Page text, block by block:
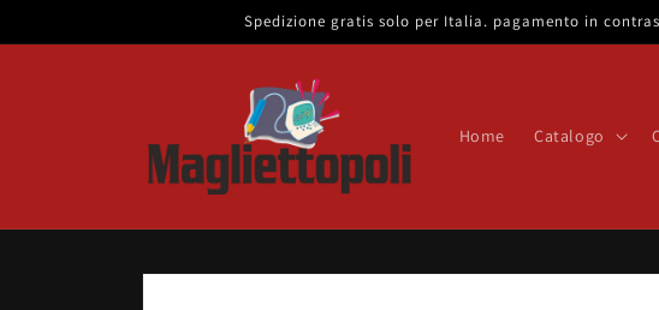
ai contenuti
Spedizione gratis solo per Italia. pagamento in
Home Catalogo
Passa alle